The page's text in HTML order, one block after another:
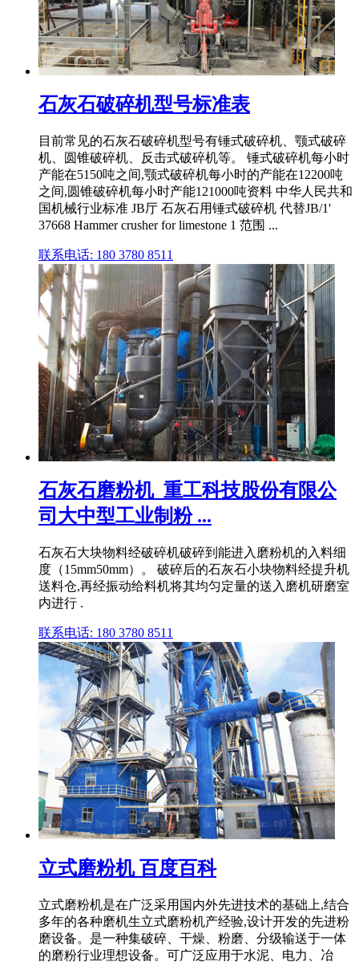
石灰石破碎机型号标准表
目前常见的石灰石破碎机型号有锤式破碎机、颚式破碎
机、圆锥破碎机、反击式破碎机等。 锤式破碎机每小时
产能在5150吨之间,颚式破碎机每小时的产能在12200吨
之间,圆锥破碎机每小时产能121000吨资料 中华人民共和
国机械行业标准 JB厅 石灰石用锤式破碎机 代替JB/1'
37668 Hammer crusher for limestone 1 范围 ...
联系电话: 180 3780 8511
石灰石磨粉机_重工科技股份有限公
司大中型工业制粉 ...
石灰石大块物料经破碎机破碎到能进入磨粉机的入料细
度（15mm50mm）。 破碎后的石灰石小块物料经提升机
送料仓,再经振动给料机将其均匀定量的送入磨机研磨室
内进行 .
联系电话: 180 3780 8511
立式磨粉机 百度百科
立式磨粉机是在广泛采用国内外先进技术的基础上,结合
多年的各种磨机生立式磨粉机产经验,设计开发的先进粉
磨设备。是一种集破碎、干燥、粉磨、分级输送于一体
的磨粉行业理想设备。可广泛应用于水泥、电力、冶